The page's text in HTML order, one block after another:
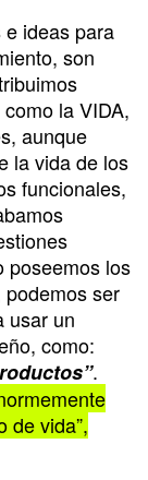
ideas para
son
la VIDA,
aunque
la vida de los
funcionales,
poseemos los
ser
usar un
como:
.
de vida”,